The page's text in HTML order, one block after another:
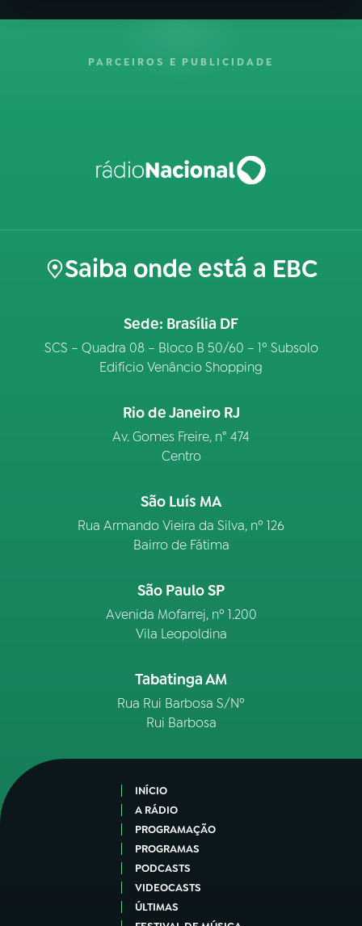
PARCEIROS E PUBLICIDADE
Saiba onde está a EBC
Sede: Brasília DF
SCS – Quadra 08 – Bloco B 50/60 – 1º Subsolo
Edifício Venâncio Shopping
Rio de Janeiro RJ
Av. Gomes Freire, n° 474
Centro
São Luís MA
Rua Armando Vieira da Silva, nº 126
Bairro de Fátima
São Paulo SP
Avenida Mofarrej, nº 1.200
Vila Leopoldina
Tabatinga AM
Rua Rui Barbosa S/Nº
Rui Barbosa
INÍCIO
A RÁDIO
PROGRAMAÇÃO
PROGRAMAS
PODCASTS
VIDEOCASTS
ÚLTIMAS